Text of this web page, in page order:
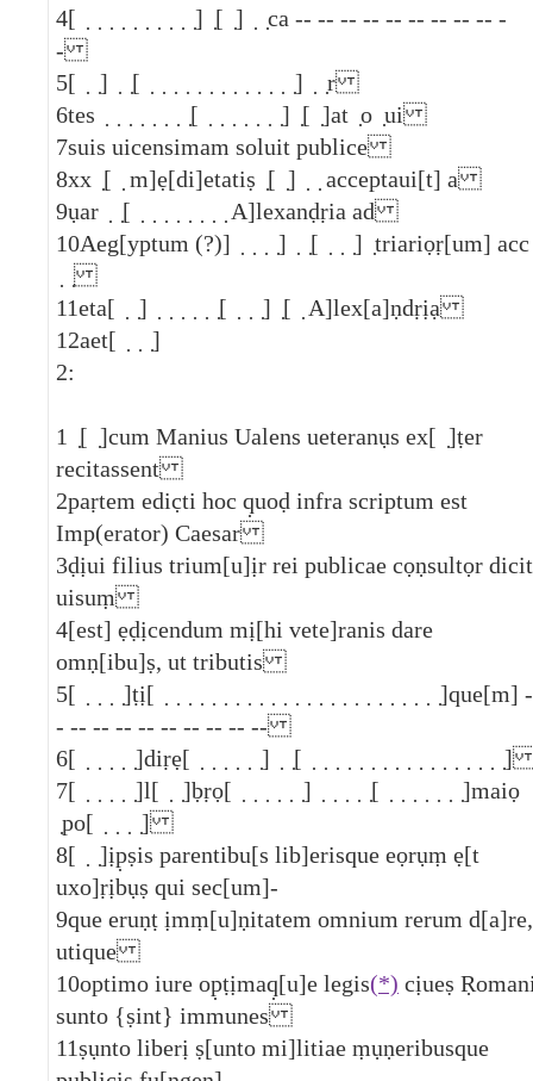
4[ ̣ ̣ ̣ ̣ ̣ ̣ ̣ ̣ ̣ ̣] ̣[ ̣] ̣ ̣ca -- -- -- -- -- -- -- -- -- -
-
5[ ̣ ̣] ̣ ̣[ ̣ ̣ ̣ ̣ ̣ ̣ ̣ ̣ ̣ ̣ ̣ ̣ ̣] ̣ ̣r
6tes ̣ ̣ ̣ ̣ ̣ ̣ ̣ ̣[ ̣ ̣ ̣ ̣ ̣ ̣ ̣] ̣[ ̣]at ̣o ̣ui
7suis uicensimam soluit publice
8xx ̣[ ̣ m]ẹ[di]etatiṣ ̣[ ̣] ̣ ̣ acceptaui[t] a
9ụar ̣ ̣[ ̣ ̣ ̣ ̣ ̣ ̣ ̣ ̣ A]lexanḍṛia ad
10Aeg[yptum (?)] ̣ ̣ ̣ ̣] ̣ ̣[ ̣ ̣ ̣] ̣triariọṛ[um] acc
̣ ̣
11eta[ ̣ ̣] ̣ ̣ ̣ ̣ ̣ ̣[ ̣ ̣ ̣] ̣[ ̣ A]lex[a]ṇdṛịạ
12aet[ ̣ ̣ ̣]
2:
1
̣[ ̣]cum Manius Ualens ueteranụs ex[ ̣]ṭer
recitassent
2paṛtem edic̣ti hoc q̣uoḍ infra scriptum est
Imp(erator) Caesar
3ḍịui filius trium[u]ịr rei publicae cọṇsultọr dicit
uisuṃ
4[est] ẹḍịcendum mị[hi vete]ranis dare
omṇ[ibu]ṣ, ut tributis
5[ ̣ ̣ ̣ ̣]ṭị[ ̣ ̣ ̣ ̣ ̣ ̣ ̣ ̣ ̣ ̣ ̣ ̣ ̣ ̣ ̣ ̣ ̣ ̣ ̣ ̣ ̣ ̣ ̣ ̣]que[m] -
- -- -- -- -- -- -- -- -- --
6[ ̣ ̣ ̣ ̣ ̣]diṛẹ[ ̣ ̣ ̣ ̣ ̣ ̣] ̣ ̣[
7[ ̣ ̣ ̣ ̣ ̣]l[ ̣ ̣]ḅṛọ[ ̣ ̣ ̣ ̣ ̣ ̣] ̣ ̣ ̣ ̣ ̣[ ̣ ̣ ̣ ̣ ̣ ̣ ̣]maiọ
̣po[ ̣ ̣ ̣ ̣]
8[ ̣ ̣]ịp̣ṣis parentibu[s lib]erisque eọrụṃ ẹ[t
uxo]ṛịbụṣ qui sec[um]-
9que eruṇṭ ịmṃ[u]ṇitatem omnium rerum d[a]re,
utique
10optimo iure op̣ṭịmaq̣[u]e legis(*) cịueṣ
sunto {ṣint} immunes
11ṣụnto liberị ṣ[unto mi]litiae ṃụṇeribusque